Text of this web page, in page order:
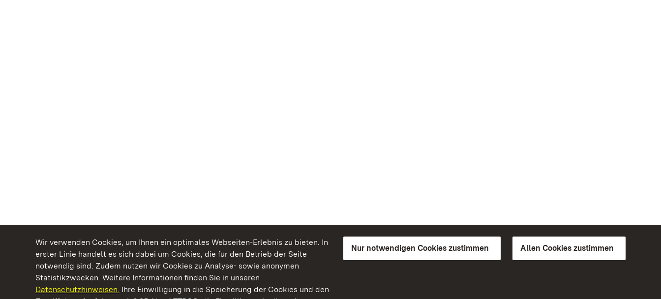
Wir verwenden Cookies, um Ihnen ein optimales Webseiten-Erlebnis zu bieten. In
erster Linie handelt es sich dabei um Cookies, die für den Betrieb der Seite
notwendig sind. Zudem nutzen wir Cookies zu Analyse- sowie anonymen
Statistikzwecken. Weitere Informationen finden Sie in unseren
Datenschutzhinweisen. Ihre Einwilligung in die Speicherung der Cookies und den
Nur notwendigen Cookies zustimmen Allen Cookies zustimmen